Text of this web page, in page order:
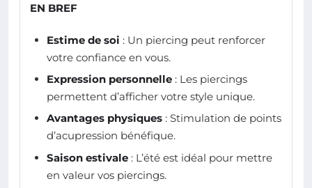
EN BREF
Estime de soi : Un piercing peut renforcer
votre confiance en vous.
Expression personnelle : Les piercings
permettent d’afficher votre style unique.
Avantages physiques : Stimulation de points
d’acupression bénéfique.
Saison estivale : L’été est idéal pour mettre
en valeur vos piercings.